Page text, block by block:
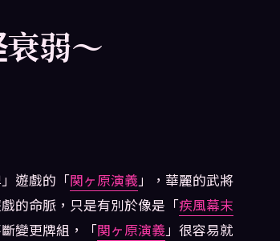
弱〜
遊戲的「関ヶ原演義」，華麗的武將
的命脈，只是有別於像是「疾風幕末
變更牌組，「関ヶ原演義」很容易就